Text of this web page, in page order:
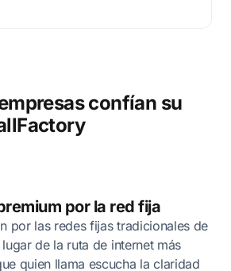
confían su
por la red fija
por las redes fijas tradicionales de
de la ruta de internet más
quien llama escucha la claridad